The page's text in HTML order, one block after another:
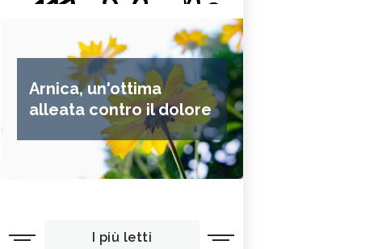
Arnica, un'ottima
alleata contro il dolore
I più letti